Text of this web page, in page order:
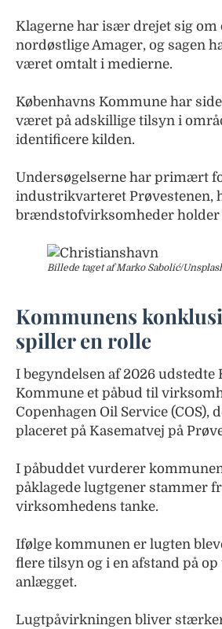
Klagerne har især drejet sig om
nordøstlige Amager, og sagen
været omtalt i medierne.
Københavns Kommune har
været på adskillige tilsyn i
identificere kilden.
Undersøgelserne har primært
industrikvarteret Prøvestenen,
brændstofvirksomheder holder
Billede taget af Marko Sabolić/
Kommunens
spiller en rolle
I begyndelsen af 2026 udstedte
Kommune et påbud til
Copenhagen Oil Service (COS),
placeret på Kasematvej på
I påbuddet vurderer
påklagede lugtgener stammer
virksomhedens tanke.
Ifølge kommunen er lugten
flere tilsyn og i en afstand på
anlægget.
Lugtpåvirkningen bliver